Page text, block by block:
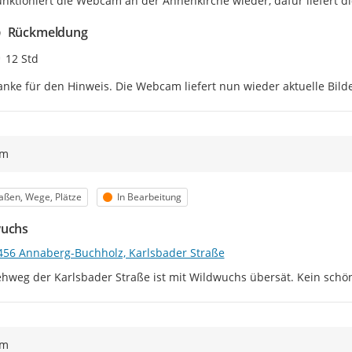
Rückmeldung
Zeitpunkt des Erstellens
12 Std
für den Hinweis. Die Webcam liefert nun wieder aktuelle
Wege, Plätze Status
In Bearbeitung
Annaberg-Buchholz, Karlsbader Straße
der Karlsbader Straße ist mit Wildwuchs übersät. Kein